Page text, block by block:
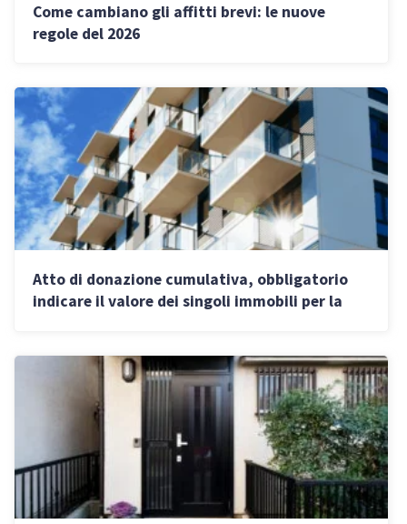
Come cambiano gli affitti brevi: le nuove
regole del 2026
Atto di donazione cumulativa, obbligatorio
indicare il valore dei singoli immobili per la